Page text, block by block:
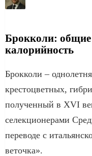
Брокколи: общие
калорийность
Брокколи –
крестоцветных,
полученный в XVI
селекционерами
переводе с
веточка».